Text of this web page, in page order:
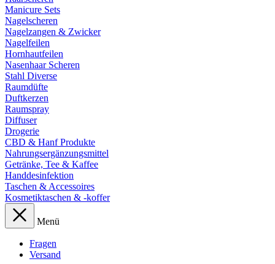
Manicure Sets
Nagelscheren
Nagelzangen & Zwicker
Nagelfeilen
Hornhautfeilen
Nasenhaar Scheren
Stahl Diverse
Raumdüfte
Duftkerzen
Raumspray
Diffuser
Drogerie
CBD & Hanf Produkte
Nahrungsergänzungsmittel
Getränke, Tee & Kaffee
Handdesinfektion
Taschen & Accessoires
Kosmetiktaschen & -koffer
Menü
Fragen
Versand